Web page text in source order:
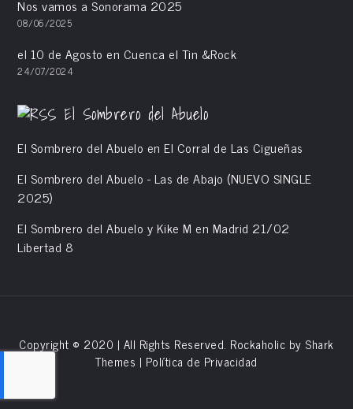
Nos vamos a Sonorama 2025
08/06/2025
el 10 de Agosto en Cuenca el Tin &Rock
24/07/2024
El Sombrero del Abuelo
El Sombrero del Abuelo en El Corral de Las Cigueñas
El Sombrero del Abuelo - Las de Abajo (NUEVO SINGLE
2025)
El Sombrero del Abuelo y Kike M en Madrid 21/02
Libertad 8
Copyright © 2020 | All Rights Reserved. Rockaholic by Shark
Themes | Política de Privacidad